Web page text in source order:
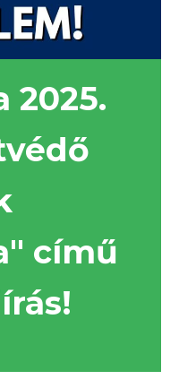
2025.
című